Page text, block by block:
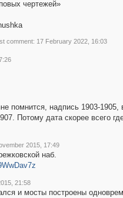
чертежей»
comment: 17 February 2022, 16:03
помнится, надпись 1903-1905,
Потому дата скорее всего
2015, 17:49
наб.
21:58
и мосты построены